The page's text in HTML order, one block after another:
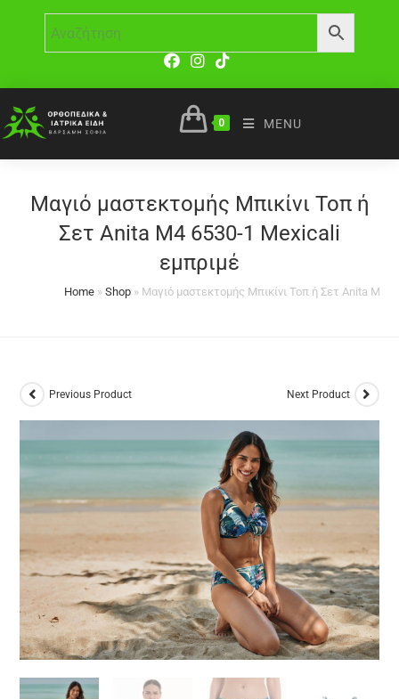
0 MENU
Μαγιό μαστεκτομής Μπικίνι Τοπ ή
Σετ Anita M4 6530-1 Mexicali
εμπριμέ
Home »Shop » Μαγιό μαστεκτομής Μπικίνι Τοπ ή Σετ Anita M4
Previous Product Next Product